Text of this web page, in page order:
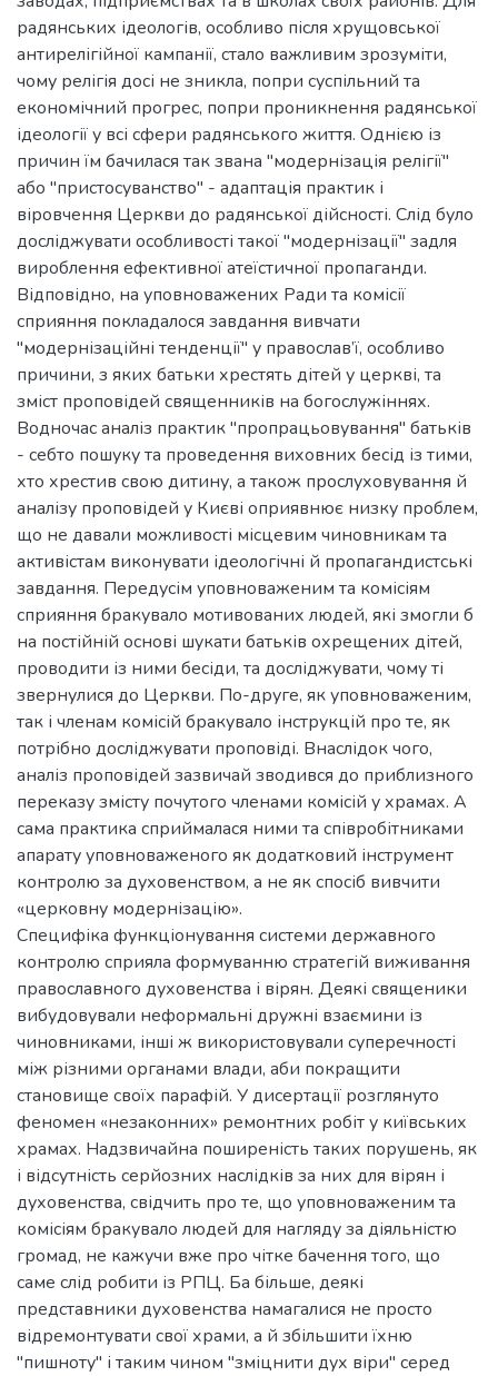
радянських ідеологів, особливо після хрущовської
антирелігійної кампанії, стало важливим зрозуміти,
чому релігія досі не зникла, попри суспільний та
економічний прогрес, попри проникнення радянської
ідеології у всі сфери радянського життя. Однією із
причин їм бачилася так звана "модернізація релігії"
або "пристосуванство" - адаптація практик і
віровчення Церкви до радянської дійсності. Слід було
досліджувати особливості такої "модернізації" задля
вироблення ефективної атеїстичної пропаганди.
Відповідно, на уповноважених Ради та комісії
сприяння покладалося завдання вивчати
"модернізаційні тенденції" у православ’ї, особливо
причини, з яких батьки хрестять дітей у церкві, та
зміст проповідей священників на богослужіннях.
Водночас аналіз практик "пропрацьовування" батьків
- себто пошуку та проведення виховних бесід із тими,
хто хрестив свою дитину, а також прослуховування й
аналізу проповідей у Києві оприявнює низку проблем,
що не давали можливості місцевим чиновникам та
активістам виконувати ідеологічні й пропагандистські
завдання. Передусім уповноваженим та комісіям
сприяння бракувало мотивованих людей, які змогли б
на постійній основі шукати батьків охрещених дітей,
проводити із ними бесіди, та досліджувати, чому ті
звернулися до Церкви. По-друге, як уповноваженим,
так і членам комісій бракувало інструкцій про те, як
потрібно досліджувати проповіді. Внаслідок чого,
аналіз проповідей зазвичай зводився до приблизного
переказу змісту почутого членами комісій у храмах. А
сама практика сприймалася ними та співробітниками
апарату уповноваженого як додатковий інструмент
контролю за духовенством, а не як спосіб вивчити
«церковну модернізацію».
Специфіка функціонування системи державного
контролю сприяла формуванню стратегій виживання
православного духовенства і вірян. Деякі священики
вибудовували неформальні дружні взаємини із
чиновниками, інші ж використовували суперечності
між різними органами влади, аби покращити
становище своїх парафій. У дисертації розглянуто
феномен «незаконних» ремонтних робіт у київських
храмах. Надзвичайна поширеність таких порушень, як
і відсутність серйозних наслідків за них для вірян і
духовенства, свідчить про те, що уповноваженим та
комісіям бракувало людей для нагляду за діяльністю
громад, не кажучи вже про чітке бачення того, що
саме слід робити із РПЦ. Ба більше, деякі
представники духовенства намагалися не просто
відремонтувати свої храми, а й збільшити їхню
"пишноту" і таким чином "зміцнити дух віри" серед